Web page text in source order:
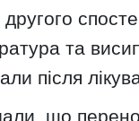
та
після
що